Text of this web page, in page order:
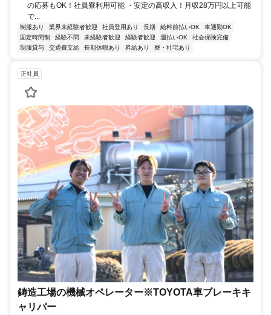
の応募もOK！社員寮利用可能 ・安定の高収入！月収28万円以上可能
で...
制服あり 業界未経験者歓迎 社員登用あり 長期 給料前払いOK
車通勤OK
固定時間制
経験不問 未経験者歓迎 経験者歓迎 週払いOK
社会保険完備
制服貸与
交通費支給 長期休暇あり 昇給あり 寮・社宅あり
正社員
鋳造工場の機械オペレーター※TOYOTA車ブレーキキ
ャリパー